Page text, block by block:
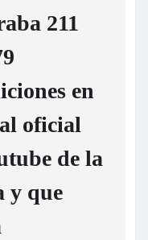
211
en
oficial
de la
y que